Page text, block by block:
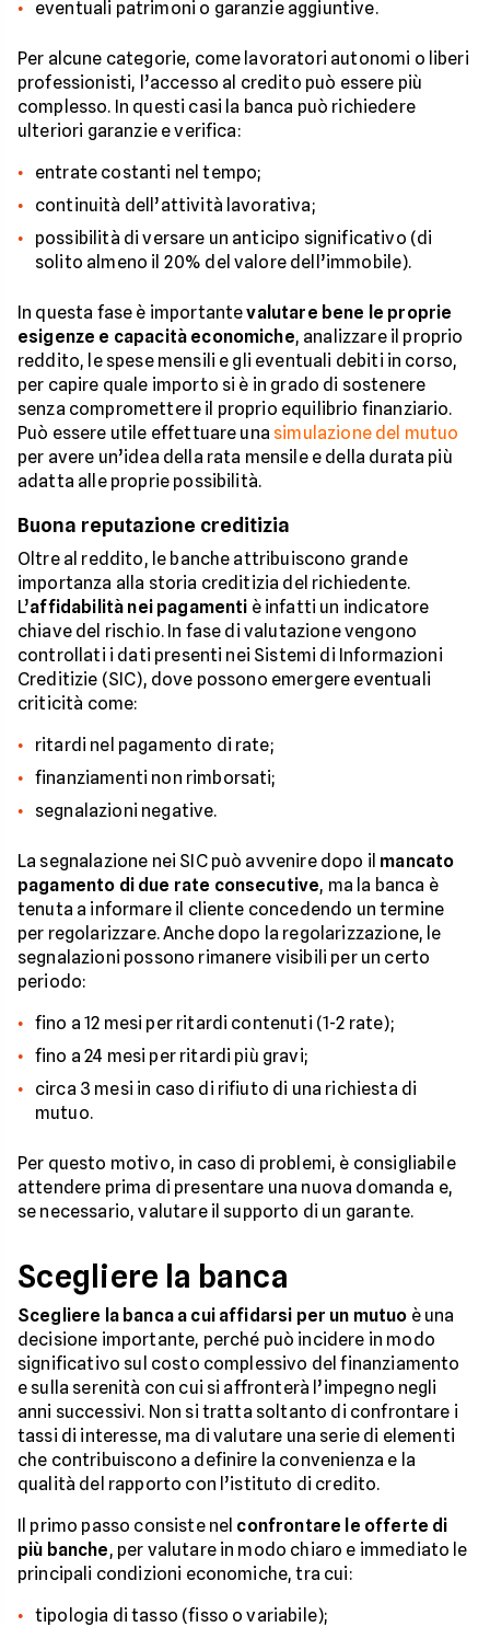
eventuali patrimoni o garanzie aggiuntive.
Per alcune categorie, come lavoratori autonomi o liberi
professionisti, l’accesso al credito può essere più
complesso. In questi casi la banca può richiedere
ulteriori garanzie e verifica:
entrate costanti nel tempo;
continuità dell’attività lavorativa;
possibilità di versare un anticipo significativo (di
solito almeno il 20% del valore dell’immobile).
In questa fase è importantevalutare bene le proprie
esigenze e capacità economiche, analizzare il proprio
reddito, le spese mensili e gli eventuali debiti in corso,
per capire quale importo si è in grado di sostenere
senza compromettere il proprio equilibrio finanziario.
Può essere utile effettuare una simulazione del mutuo
per avere un’idea della rata mensile e della durata più
adatta alle proprie possibilità.
Buona reputazione creditizia
Oltre al reddito, le banche attribuiscono grande
importanza alla storia creditizia del richiedente.
L’affidabilità nei pagamenti è infatti un indicatore
chiave del rischio. In fase di valutazione vengono
controllati i dati presenti nei Sistemi di Informazioni
Creditizie (SIC), dove possono emergere eventuali
criticità come:
ritardi nel pagamento di rate;
finanziamenti non rimborsati;
segnalazioni negative.
La segnalazione nei SIC può avvenire dopo il mancato
pagamento di due rate consecutive, ma la banca è
tenuta a informare il cliente concedendo un termine
per regolarizzare. Anche dopo la regolarizzazione, le
segnalazioni possono rimanere visibili per un certo
periodo:
fino a 12 mesi per ritardi contenuti (1-2 rate);
fino a 24 mesi per ritardi più gravi;
circa 3 mesi in caso di rifiuto di una richiesta di
mutuo.
Per questo motivo, in caso di problemi, è consigliabile
attendere prima di presentare una nuova domanda e,
se necessario, valutare il supporto di un garante.
Scegliere la banca
Scegliere la banca a cui affidarsi per un mutuo è una
decisione importante, perché può incidere in modo
significativo sul costo complessivo del finanziamento
e sulla serenità con cui si affronterà l’impegno negli
anni successivi. Non si tratta soltanto di confrontare i
tassi di interesse, ma di valutare una serie di elementi
che contribuiscono a definire la convenienza e la
qualità del rapporto con l’istituto di credito.
Il primo passo consiste nel confrontare le offerte di
più banche, per valutare in modo chiaro e immediato le
principali condizioni economiche, tra cui:
tipologia di tasso (fisso o variabile);